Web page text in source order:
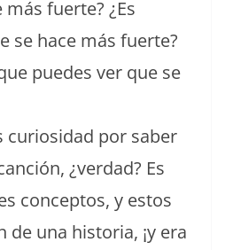
fuerte? ¿Es
se hace más fuerte?
puedes ver que se
curiosidad por saber
¿verdad? Es
conceptos, y estos
una historia, ¡y era